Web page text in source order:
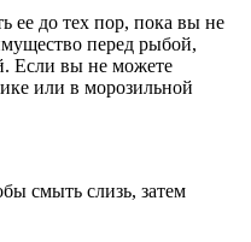
ее до тех пор, пока вы не
перед рыбой,
Если вы не можете
или в морозильной
смыть слизь, затем